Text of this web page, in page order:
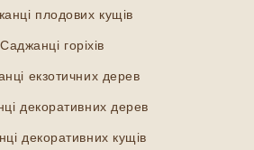
плодових кущів
Саджанці горіхів
екзотичних дерев
декоративних дерев
декоративних кущів